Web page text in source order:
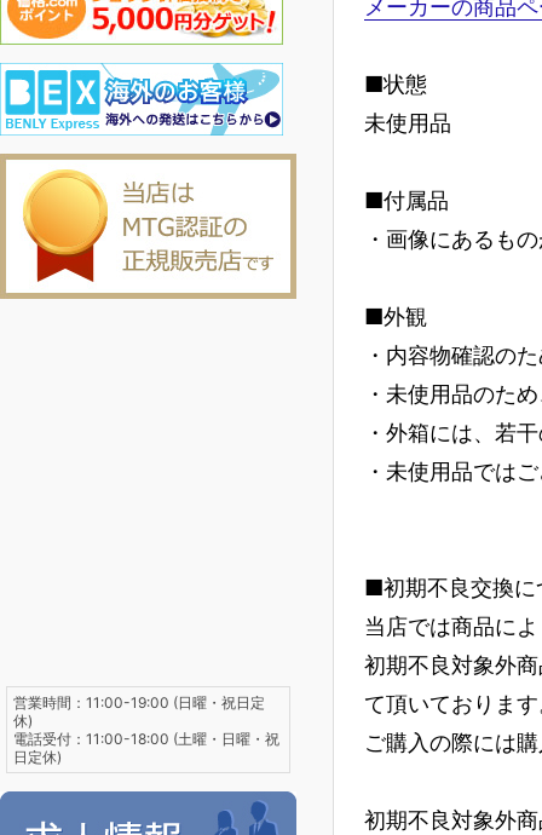
メーカーの商品
■状態
未使用品
■付属品
・画像にあるも
■外観
・内容物確認の
・未使用品のた
・外箱には、若
・未使用品では
■初期不良交換に
当店では商品に
初期不良対象外
て頂いておりま
ご購入の際には
初期不良対象外
営業時間：11:00-19:00 (日曜・祝日定
休)
電話受付：11:00-18:00 (土曜・日曜・祝
日定休)